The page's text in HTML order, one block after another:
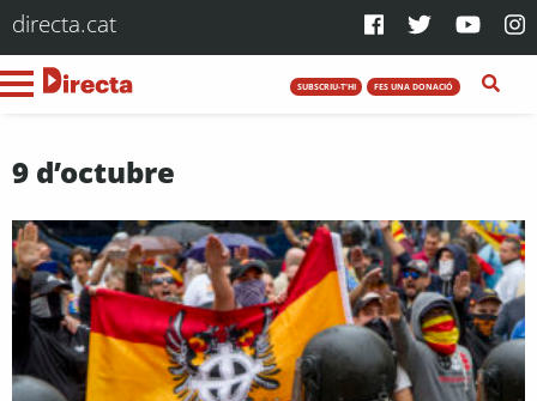
directa.cat
SUBSCRIU-T'HI FES UNA DONACIÓ
9 d’octubre